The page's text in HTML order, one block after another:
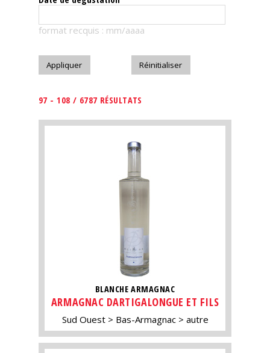
Télécharger
format recquis : mm/aaaa
97 - 108 / 6787 RÉSULTATS
BLANCHE ARMAGNAC
ARMAGNAC DARTIGALONGUE ET FILS
Sud Ouest Bas-Armagnac autre